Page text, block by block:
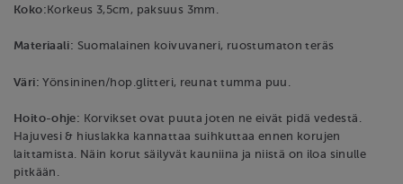
Koko: Korkeus 3,5cm, paksuus 3mm.
Materiaali: Suomalainen koivuvaneri, ruostumaton teräs
Väri: Yönsininen/hop.glitteri, reunat tumma puu.
Hoito-ohje: Korvikset ovat puuta joten ne eivät pidä vedestä.
Hajuvesi & hiuslakka kannattaa suihkuttaa ennen korujen
laittamista. Näin korut säilyvät kauniina ja niistä on iloa sinulle
pitkään.